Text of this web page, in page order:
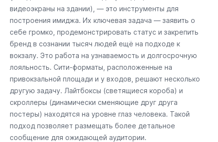
видеоэкраны на здании), — это инструменты для
построения имиджа. Их ключевая задача — заявить о
себе громко, продемонстрировать статус и закрепить
бренд в сознании тысяч людей ещё на подходе к
вокзалу. Это работа на узнаваемость и долгосрочную
лояльность. Сити-форматы, расположенные на
привокзальной площади и у входов, решают несколько
другую задачу. Лайтбоксы (светящиеся короба) и
скроллеры (динамически сменяющие друг друга
постеры) находятся на уровне глаз человека. Такой
подход позволяет размещать более детальное
сообщение для ожидающей аудитории.